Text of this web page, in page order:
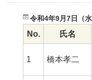
令和4年9月7日
No. 氏名
1 橋本孝二